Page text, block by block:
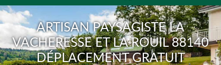
ARTISAN PAYSAGISTE LA
VACHERESSE ET LA ROUIL 88140
DÉPLACEMENT GRATUIT